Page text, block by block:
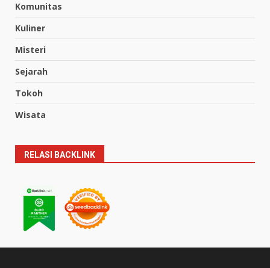
Komunitas
Kuliner
Misteri
Sejarah
Tokoh
Wisata
RELASI BACKLINK